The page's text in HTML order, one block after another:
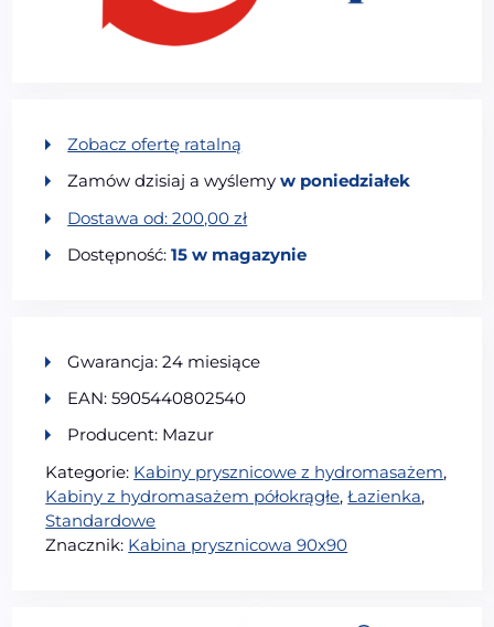
Zobacz ofertę ratalną
Zamów dzisiaj a wyślemyw poniedziałek
Dostawa od:200,00zł
Dostępność:15 w magazynie
Gwarancja: 24 miesiące
EAN: 5905440802540
Producent: Mazur
Kategorie: Kabiny prysznicowe z hydromasażem,
Kabiny z hydromasażem półokrągłe,Łazienka,
Standardowe
Znacznik: Kabina prysznicowa 90x90